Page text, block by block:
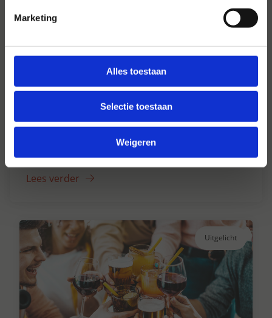
Marketing
Alles toestaan
Selectie toestaan
Weigeren
Hansen Dranken sinds 1947
Al ruim 75 jaar uw grote onafhankelijke
drankengroothandel.
Lees verder
Uitgelicht